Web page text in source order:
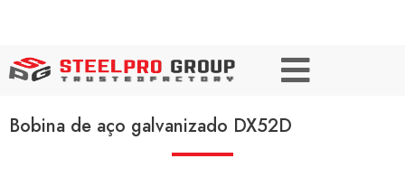
Bobina de aço galvanizado DX52D